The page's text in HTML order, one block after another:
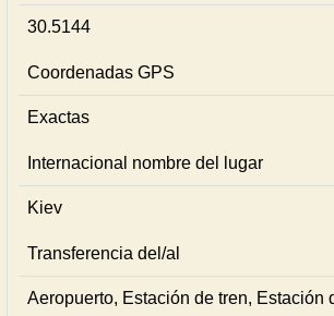
30.5144
Coordenadas GPS
Exactas
Internacional nombre del lugar
Kiev
Transferencia del/al
Aeropuerto, Estación de tren, Estación